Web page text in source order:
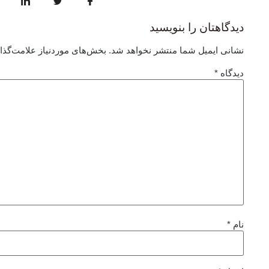
دیدگاهتان را بنویسید
نشانی ایمیل شما منتشر نخواهد شد. بخش‌های موردنیاز
دیدگاه *
نام *